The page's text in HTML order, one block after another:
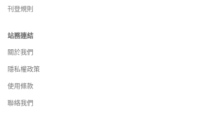
刊登規則
站務連結
關於我們
隱私權政策
使用條款
聯絡我們